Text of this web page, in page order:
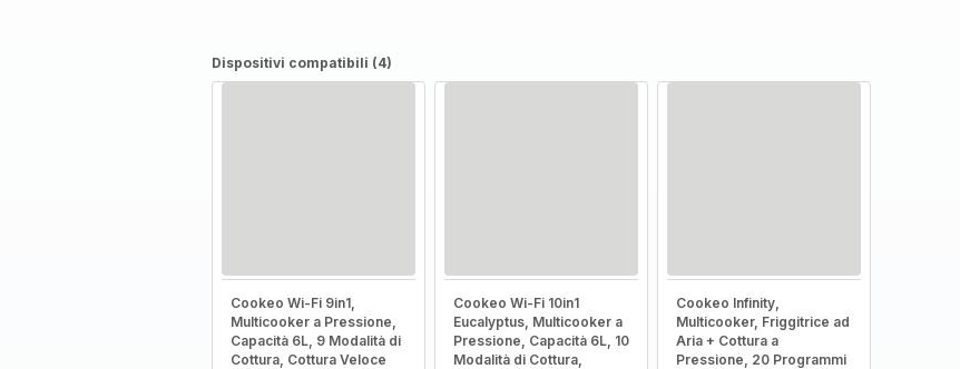
Dispositivi compatibili (4)
Cookeo Wi-Fi 9in1,
Multicooker a Pressione,
Capacità 6L, 9 Modalità di
Cottura, Cottura Veloce
Cookeo Wi-Fi 10in1
Eucalyptus, Multicooker a
Pressione, Capacità 6L, 10
Modalità di Cottura,
Cookeo Infinity,
Multicooker, Friggitrice ad
Aria + Cottura a
Pressione, 20 Programmi